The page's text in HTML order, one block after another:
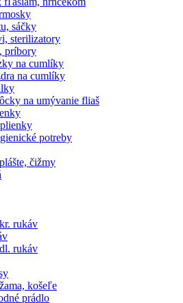
sáčky
sterilizatory
príbory
na cumlíky
na cumlíky
na umývanie fliaš
potreby
čižmy
rukáv
rukáv
košeľe
prádlo